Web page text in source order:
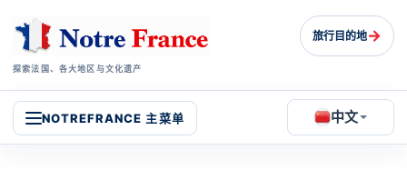
探索法国、各大地区与文化遗产
旅行目的地→
NOTREFRANCE 主菜单 中文